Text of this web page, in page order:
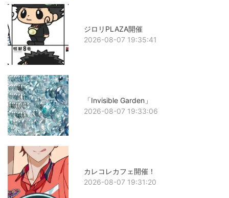
ジロリPLAZA開催
2026-08-07 19:35:41
「Invisible Garden」
2026-08-07 19:33:06
カレコレカフェ開催！
2026-08-07 19:31:20